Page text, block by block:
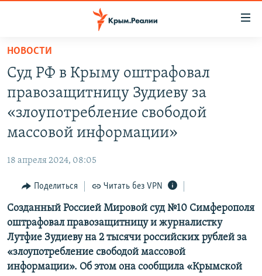
Вернуться
основному
содержанию
Вернутся
главной
Вернутся
поиску
СПЕЦПРОЕКТЫ
КАРТА ВОЕННЫХ ОБЪЕКТОВ КРЫМА
ВОДА
ИНТЕРАКТИВ
ИНФОГРАФИКА
ТЕЛЕПРОЕКТ КРЫМ.РЕАЛИИ
СОВЕТЫ ПРАВОЗАЩИТНИКОВ
ПРОПАВШИЕ БЕЗ ВЕСТИ
ПОБЕДИТЕЛЕЙ НЕ СУДЯТ?
РАДІО СВОБОДА
КАК ОБОЙТИ БЛОКИРОВКУ
Українською
Qırımtatar
ПРИСОЕДИНЯЙТЕСЬ!
НОВОСТИ
Суд РФ в Крыму оштрафовал
правозащитницу Зудиеву за
«злоупотребление свободой
массовой информации»
18 апреля 2024, 08:05
Поделиться Читать без VPN
Созданный Россией Мировой суд №10 Симферополя
оштрафовал правозащитницу и журналистку
Лутфие Зудиеву на 2 тысячи российских рублей за
«злоупотребление свободой массовой
информации». Об этом она сообщила «Крымской